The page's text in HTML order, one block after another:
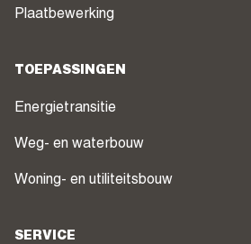
Plaatbewerking
TOEPASSINGEN
Energietransitie
Weg- en waterbouw
Woning- en utiliteitsbouw
SERVICE